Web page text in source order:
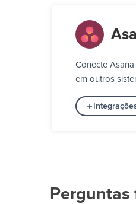
Conecte
em outros